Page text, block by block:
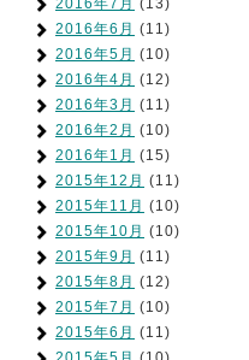
2016年7月 (13)
2016年6月 (11)
2016年5月 (10)
2016年4月 (12)
2016年3月 (11)
2016年2月 (10)
2016年1月 (15)
2015年12月 (11)
2015年11月 (10)
2015年10月 (10)
2015年9月 (11)
2015年8月 (12)
2015年7月 (10)
2015年6月 (11)